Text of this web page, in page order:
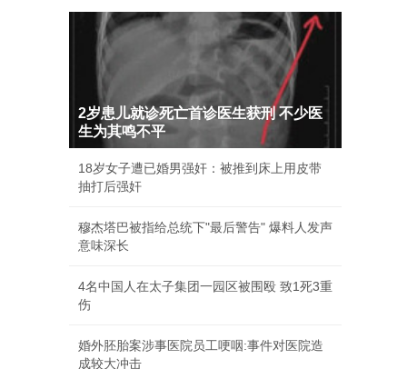
2岁患儿就诊死亡首诊医生获刑 不少医
生为其鸣不平
18岁女子遭已婚男强奸：被推到床上用皮带
抽打后强奸
穆杰塔巴被指给总统下"最后警告" 爆料人发声
意味深长
4名中国人在太子集团一园区被围殴 致1死3重
伤
婚外胚胎案涉事医院员工哽咽:事件对医院造
成较大冲击